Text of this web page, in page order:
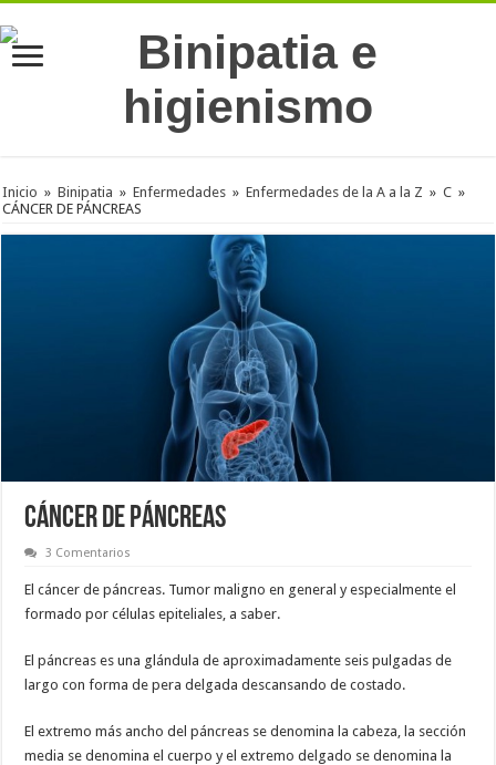
Inicio » Binipatia » Enfermedades » Enfermedades de la A a la Z » C »
CÁNCER DE PÁNCREAS
CÁNCER DE PÁNCREAS
3 Comentarios
El cáncer de páncreas. Tumor maligno en general y especialmente el
formado por células epiteliales, a saber.
El páncreas es una glándula de aproximadamente seis pulgadas de
largo con forma de pera delgada descansando de costado.
El extremo más ancho del páncreas se denomina la cabeza, la sección
media se denomina el cuerpo y el extremo delgado se denomina la